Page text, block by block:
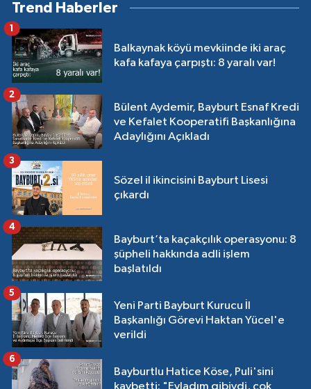
Trend Haberler
Balkaynak köyü mevkiinde iki araç
kafa kafaya çarpıştı: 8 yaralı var!
1
Bülent Aydemir, Bayburt Esnaf Kredi
ve Kefalet Kooperatifi Başkanlığına
Adaylığını Açıkladı
2
Sözel il ikincisini Bayburt Lisesi
çıkardı
3
Bayburt’ta kaçakçılık operasyonu: 8
şüpheli hakkında adli işlem
başlatıldı
4
Yeni Parti Bayburt Kurucu İl
Başkanlığı Görevi Haktan Yücel'e
verildi
5
Bayburtlu Hatice Köse, Puli'sini
kaybetti: "Evladım gibiydi, çok
6